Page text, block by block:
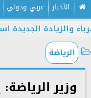
الأخبار عربي ودولي
الجديدة استجابةً
الرياضة
وزير